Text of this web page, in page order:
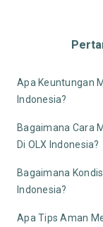
Apa Keuntungan
Indonesia?
Bagaimana Cara
Di OLX Indonesia?
Bagaimana
Indonesia?
Apa Tips Aman